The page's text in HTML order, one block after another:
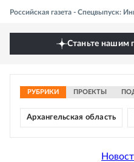
Российская газета - Спецвыпуск:
Станьте нашим
РУБРИКИ ПРОЕКТЫ
Архангельская область